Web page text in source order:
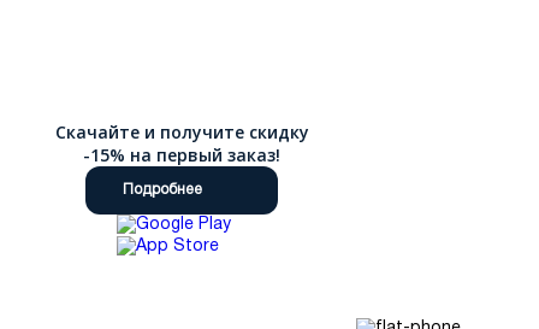
Скачайте и получите скидку
-15% на первый заказ!
Подробнее